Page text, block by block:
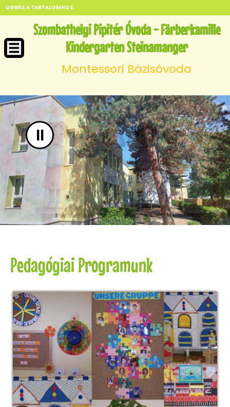
UGRÁS A TARTALOMHOZ
Szombathelyi Pipitér Óvoda - Färberkamille
Kindergarten Steinamanger
Montessori Bázisóvoda
II
Pedagógiai Programunk